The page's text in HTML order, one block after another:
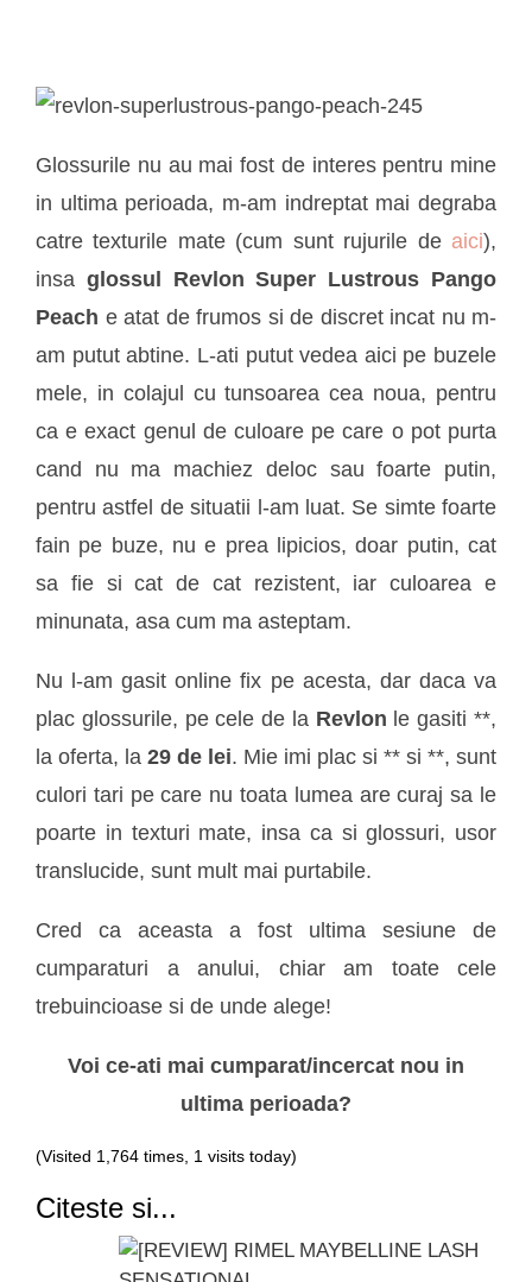
Glossurile nu au mai fost de interes pentru mine
in ultima perioada, m-am indreptat mai degraba
catre texturile mate (cum sunt rujurile de aici),
insa glossul Revlon Super Lustrous Pango
Peach e atat de frumos si de discret incat nu m-
am putut abtine. L-ati putut vedea aici pe buzele
mele, in colajul cu tunsoarea cea noua, pentru
ca e exact genul de culoare pe care o pot purta
cand nu ma machiez deloc sau foarte putin,
pentru astfel de situatii l-am luat. Se simte foarte
fain pe buze, nu e prea lipicios, doar putin, cat
sa fie si cat de cat rezistent, iar culoarea e
minunata, asa cum ma asteptam.
Nu l-am gasit online fix pe acesta, dar daca va
plac glossurile, pe cele de la Revlon le gasiti **,
la oferta, la 29 de lei. Mie imi plac si ** si **, sunt
culori tari pe care nu toata lumea are curaj sa le
poarte in texturi mate, insa ca si glossuri, usor
translucide, sunt mult mai purtabile.
Cred ca aceasta a fost ultima sesiune de
cumparaturi a anului, chiar am toate cele
trebuincioase si de unde alege!
Voi ce-ati mai cumparat/incercat nou in
ultima perioada?
(Visited 1,764 times, 1 visits today)
Citeste si...